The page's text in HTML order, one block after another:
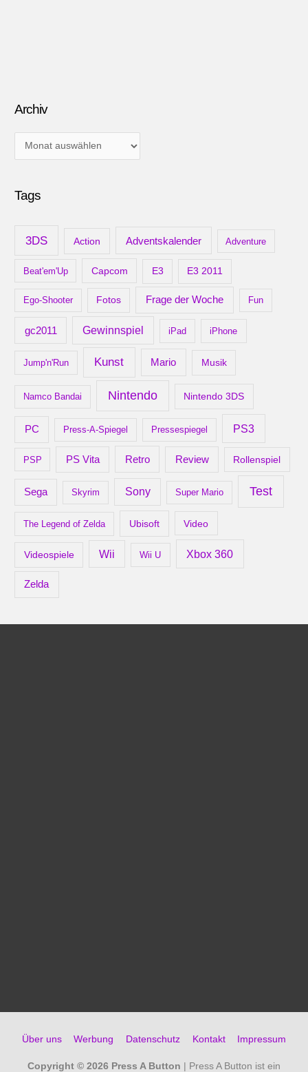
Archiv
r
Tags
3DS Action Adventskalender Adventure
Beat'em'Up Capcom E3 E3 2011
Ego-Shooter Fotos Frage der Woche Fun
gc2011 Gewinnspiel iPad iPhone
Jump'n'Run Kunst Mario Musik
Namco Bandai Nintendo Nintendo 3DS
PC Press-A-Spiegel Pressespiegel PS3
PSP PS Vita Retro Review Rollenspiel
Sega Skyrim Sony Super Mario Test
The Legend of Zelda Ubisoft Video
Videospiele Wii Wii U Xbox 360
Zelda
Über uns Werbung Datenschutz Kontakt Impressum
Copyright © 2026 Press A Button | Press A Button ist ein